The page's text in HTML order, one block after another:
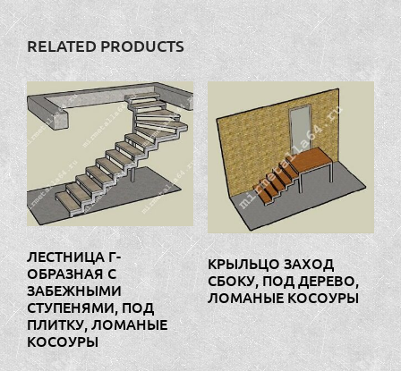
RELATED PRODUCTS
ЛЕСТНИЦА Г-
ОБРАЗНАЯ С
ЗАБЕЖНЫМИ
СТУПЕНЯМИ, ПОД
ПЛИТКУ, ЛОМАНЫЕ
КОСОУРЫ
КРЫЛЬЦО ЗАХОД
СБОКУ, ПОД ДЕРЕВО,
ЛОМАНЫЕ КОСОУРЫ